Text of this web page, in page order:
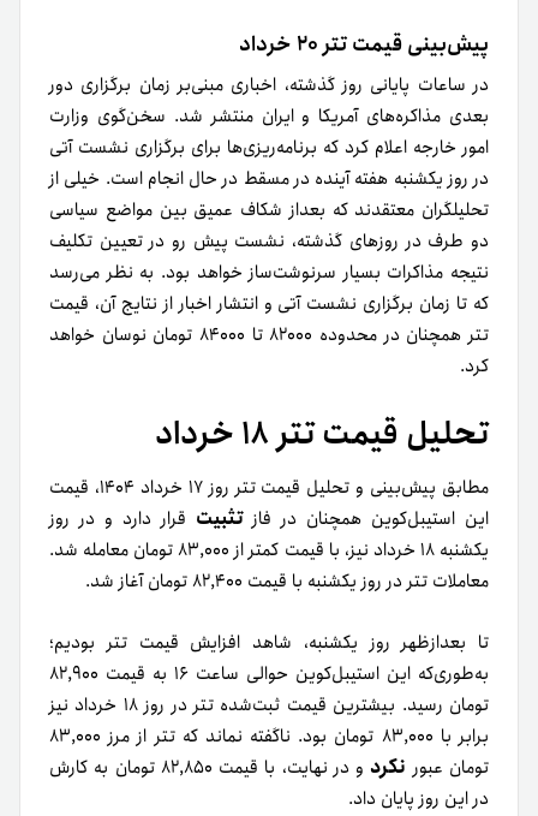
پیش‌بینی قیمت تتر ۲۰ خرداد
در ساعات پایانی روز گذشته، اخباری مبنی‌بر زمان برگزاری دور
بعدی مذاکره‌های آمریکا و ایران منتشر شد. سخن‌گوی وزارت
امور خارجه اعلام کرد که برنامه‌ریزی‌ها برای برگزاری نشست آتی
در روز یکشنبه هفته آینده در مسقط در حال انجام است. خیلی از
تحلیلگران معتقدند که بعداز شکاف عمیق بین مواضع سیاسی
دو طرف در روزهای گذشته، نشست پیش رو در تعیین تکلیف
نتیجه مذاکرات بسیار سرنوشت‌ساز خواهد بود. به‌ نظر می‌رسد
که تا زمان برگزاری نشست آتی و انتشار اخبار از نتایج آن، قیمت
تتر همچنان در محدوده ۸۲۰۰۰ تا ۸۴۰۰۰ تومان نوسان خواهد
کرد.
تحلیل قیمت تتر ۱۸ خرداد
مطابق پیش‌بینی و تحلیل قیمت تتر روز ۱۷ خرداد ۱۴۰۴، قیمت
این استیبل‌کوین همچنان در فازتثبیت قرار دارد و در روز
یکشنبه ۱۸ خرداد نیز، با قیمت کمتر از ۸۳,۰۰۰ تومان معامله شد.
معاملات تتر در روز یکشنبه با قیمت ۸۲,۴۰۰ تومان آغاز شد.
تا بعدازظهر روز یکشنبه، شاهد افزایش قیمت تتر بودیم؛
به‌طوری‌که این استیبل‌کوین حوالی ساعت ۱۶ به قیمت ۸۲,۹۰۰
تومان رسید. بیشترین قیمت ثبت‌شده تتر در روز ۱۸ خرداد نیز
برابر با ۸۳,۰۰۰ تومان بود. ناگفته نماند که تتر از مرز ۸۳,۰۰۰
تومان عبور نکرد
و در نهایت، با قیمت ۸۲,۸۵۰ تومان به کارش
در این روز پایان داد.